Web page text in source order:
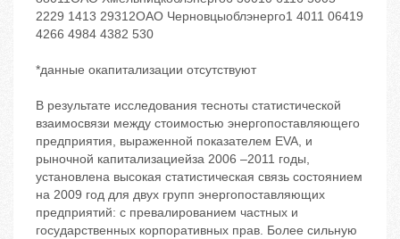
2229 1413 29312ОАО Черновцыоблэнерго1 4011 06419
4266 4984 4382 530
*данные окапитализации отсутствуют
В результате исследования тесноты статистической
взаимосвязи между стоимостью энергопоставляющего
предприятия, выраженной показателем EVA, и
рыночной капитализациейза 2006 –2011 годы,
установлена высокая статистическая связь состоянием
на 2009 год для двух групп энергопоставляющих
предприятий: с превалированием частных и
государственных корпоративных прав. Более сильную